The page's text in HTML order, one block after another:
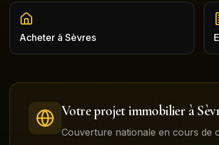
Acheter à Sèvres
Votre projet immobilier à
Couverture nationale en cours de